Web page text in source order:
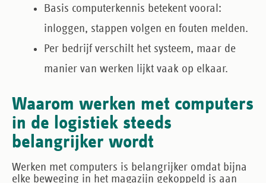
Basis computerkennis betekent vooral:
inloggen, stappen volgen en fouten melden.
Per bedrijf verschilt het systeem, maar de
manier van werken lijkt vaak op elkaar.
Waarom werken met computers
in de logistiek steeds
belangrijker wordt
Werken met computers is belangrijker omdat bijna
elke beweging in het magazijn gekoppeld is aan